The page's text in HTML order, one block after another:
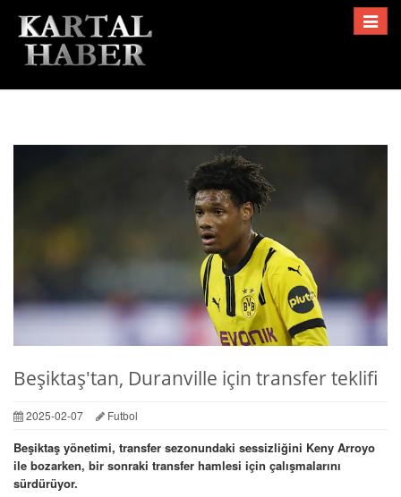
Toggle
Beşiktaş'tan, Duranville için transfer teklifi
2025-02-07 Futbol
Beşiktaş yönetimi, transfer sezonundaki sessizliğini Keny Arroyo
ile bozarken, bir sonraki transfer hamlesi için çalışmalarını
sürdürüyor.